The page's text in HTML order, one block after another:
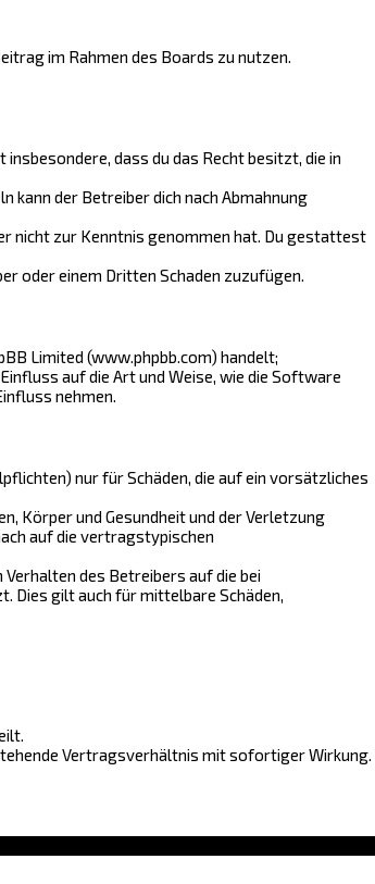
im Rahmen des Boards zu nutzen.
dass du das Recht besitzt, die in
kann der Betreiber dich nach Abmahnung
nicht zur Kenntnis genommen hat. Du gestattest
oder einem Dritten Schaden zuzufügen.
Limited (www.phpbb.com) handelt;
auf die Art und Weise, wie die Software
nehmen.
nur für Schäden, die auf ein vorsätzliches
Körper und Gesundheit und der Verletzung
auf die vertragstypischen
des Betreibers auf die bei
Dies gilt auch für mittelbare Schäden,
Vertragsverhältnis mit sofortiger Wirkung.